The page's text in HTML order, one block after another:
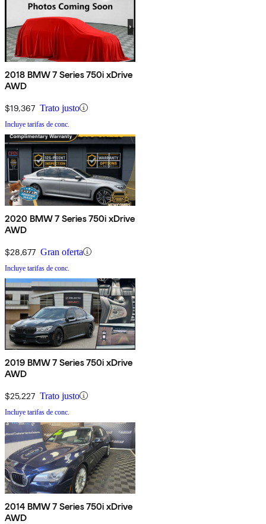
2018 BMW 7 Series 750i xDrive
AWD
$19,367 Trato justo
Incluye tarifas de conc.
2020 BMW 7 Series 750i xDrive
AWD
$28,677 Gran oferta
Incluye tarifas de conc.
2019 BMW 7 Series 750i xDrive
AWD
$25,227 Trato justo
Incluye tarifas de conc.
2014 BMW 7 Series 750i xDrive
AWD